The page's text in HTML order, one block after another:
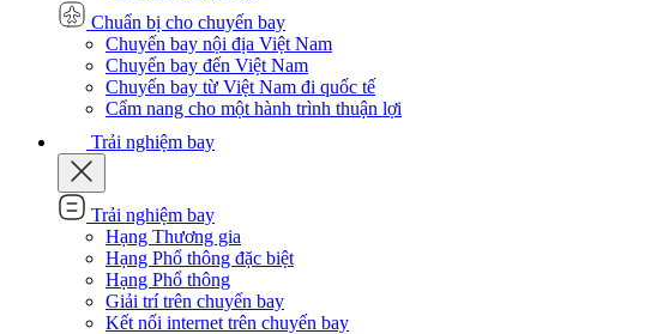
Chuẩn bị cho chuyến bay
Chuyến bay nội địa Việt Nam
Chuyến bay đến Việt Nam
Chuyến bay từ Việt Nam đi quốc tế
Cẩm nang cho một hành trình thuận lợi
Trải nghiệm bay
Trải nghiệm bay
Hạng Thương gia
Hạng Phổ thông đặc biệt
Hạng Phổ thông
Giải trí trên chuyến bay
Kết nối internet trên chuyến bay